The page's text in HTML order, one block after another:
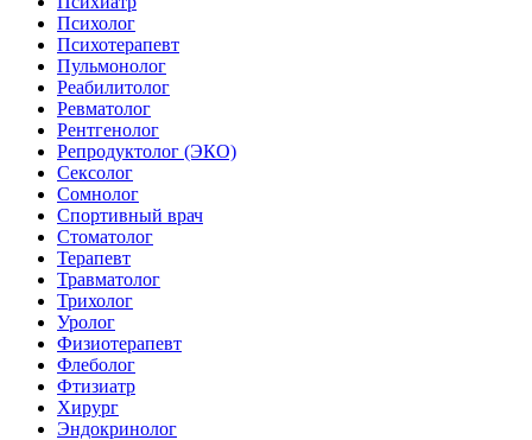
Психолог
Психотерапевт
Пульмонолог
Реабилитолог
Ревматолог
Рентгенолог
Репродуктолог (ЭКО)
Сексолог
Сомнолог
Спортивный врач
Стоматолог
Терапевт
Травматолог
Трихолог
Уролог
Физиотерапевт
Флеболог
Фтизиатр
Хирург
Эндокринолог